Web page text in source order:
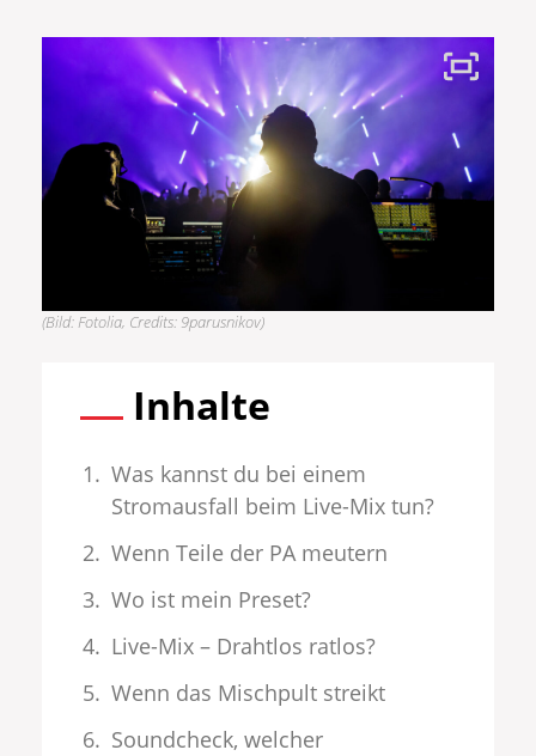
(Bild: Fotolia, Credits: 9parusnikov)
Inhalte
Was kannst du bei einem
Stromausfall beim Live-Mix tun?
Wenn Teile der PA meutern
Wo ist mein Preset?
Live-Mix – Drahtlos ratlos?
Wenn das Mischpult streikt
Soundcheck, welcher